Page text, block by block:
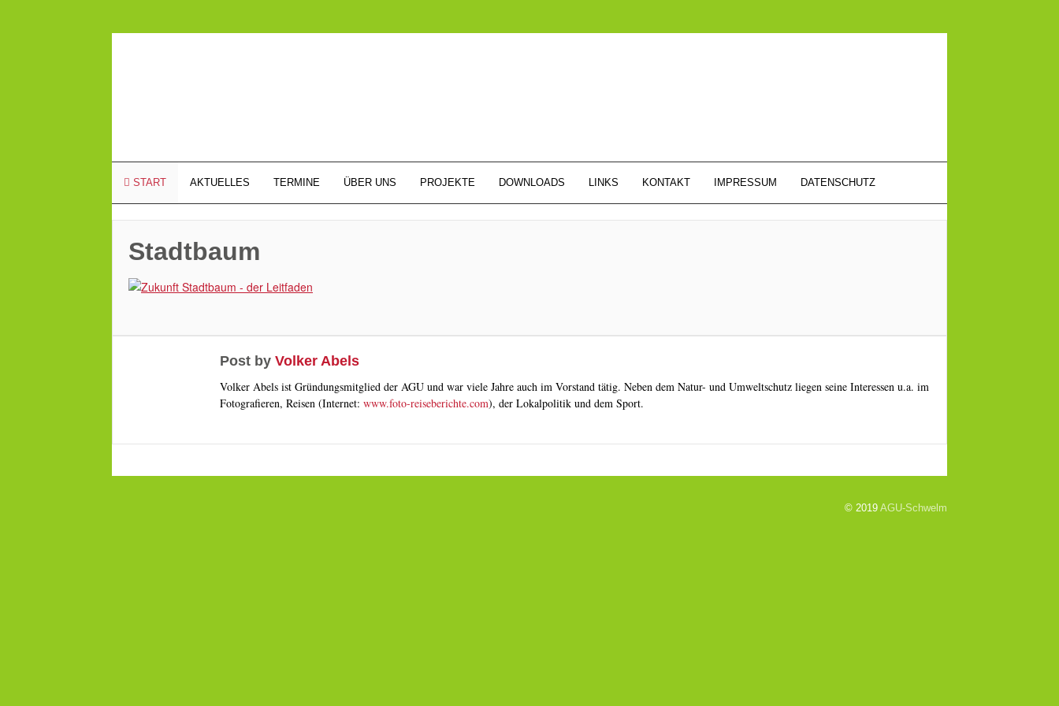
START AKTUELLES TERMINE ÜBER UNS PROJEKTE DOWNLOADS LINKS KONTAKT IMPRESSUM DATENSCHUTZ
Stadtbaum
Post by Volker Abels
Volker Abels ist Gründungsmitglied der AGU und war viele Jahre auch im Vorstand tätig. Neben dem Natur- und Umweltschutz liegen seine Interessen u.a. im
Fotografieren, Reisen (Internet: www.foto-reiseberichte.com), der Lokalpolitik und dem Sport.
© 2019 AGU-Schwelm